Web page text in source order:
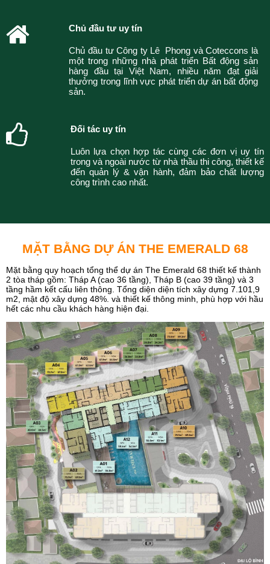
Chủ đầu tư uy tín
Chủ đầu tư Công ty Lê Phong và Coteccons là
một trong những nhà phát triển Bất động sản
hàng đầu tại Việt Nam, nhiều năm đạt giải
thưởng trong lĩnh vực phát triển dự án bất động
sản.
Đối tác uy tín
Luôn lựa chọn hợp tác cùng các đơn vị uy tín
trong và ngoài nước từ nhà thầu thi công, thiết kế
đến quản lý & vận hành, đảm bảo chất lượng
công trình cao nhất.
MẶT BẰNG DỰ ÁN THE EMERALD 68
Mặt bằng quy hoạch tổng thể dự án The Emerald 68 thiết kế thành
2 tòa tháp gồm: Tháp A (cao 36 tầng), Tháp B (cao 39 tầng) và 3
tầng hầm kết cấu liên thông. Tổng diện diện tích xây dựng 7.101,9
m2, mật độ xây dựng 48%. và thiết kế thông minh, phù hợp với hầu
hết các nhu cầu khách hàng hiện đại.